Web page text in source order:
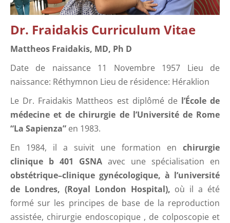
Dr. Fraidakis Curriculum Vitae
Mattheos Fraidakis, MD, Ph D
Date de naissance 11 Novembre 1957 Lieu de
naissance: Réthymnon Lieu de résidence: Héraklion
Le Dr. Fraidakis Mattheos est diplômé de l’École de
médecine et de chirurgie de l’Université de Rome
“La Sapienza”en 1983.
En 1984, il a suivit une formation enchirurgie
clinique b 401 GSNA avec une spécialisation en
obstétrique–clinique gynécologique, à l’université
de Londres, (Royal London Hospital), où il a été
formé sur les principes de base de la reproduction
assistée, chirurgie endoscopique , de colposcopie et